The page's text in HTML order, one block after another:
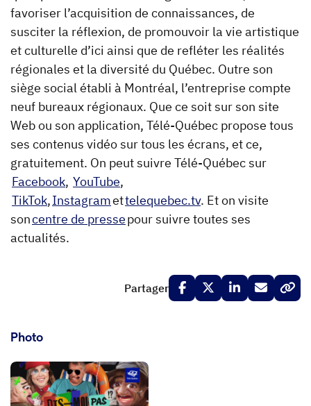
favoriser l’acquisition de connaissances, de
susciter la réflexion, de promouvoir la vie artistique
et culturelle d’ici ainsi que de refléter les réalités
régionales et la diversité du Québec. Outre son
siège social établi à Montréal, l’entreprise compte
neuf bureaux régionaux. Que ce soit sur son site
Web ou son application, Télé-Québec propose tous
ses contenus vidéo sur tous les écrans, et ce,
gratuitement. On peut suivre Télé-Québec sur
Facebook, YouTube,
TikTok,Instagramettelequebec.tv. Et on visite
soncentre de pressepour suivre toutes ses
actualités.
Partager
Photo